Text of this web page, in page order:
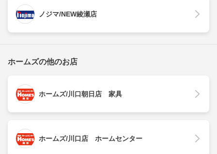
ノジマ/NEW綾瀬店
ホームズの他のお店
ホームズ/川口朝日店 家具
ホームズ/川口店 ホームセンター